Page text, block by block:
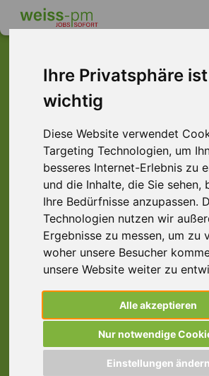
Ihre Privatsphäre
wichtig
Diese Website verwendet
Targeting Technologien, um
besseres Internet-Erlebnis zu
und die Inhalte, die Sie sehen,
Ihre Bedürfnisse anzupassen.
Technologien nutzen wir
Ergebnisse zu messen, um zu
woher unsere Besucher
unsere Website weiter zu
Alle akzeptieren
Nur notwendige
Einstellungen ändern
Dieser Job ist
nicht mehr
... aber vielleicht ist hier etwas
Maschinenbediener (m/w/d)
Rodgau
63110 Rodgau